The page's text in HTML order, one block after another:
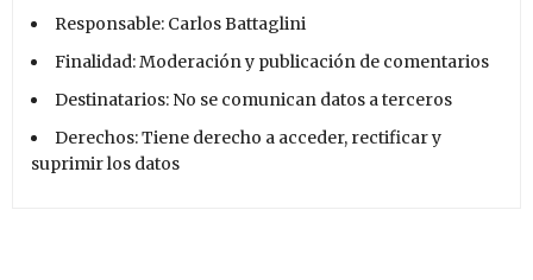
Responsable: Carlos Battaglini
Finalidad: Moderación y publicación de comentarios
Destinatarios: No se comunican datos a terceros
Derechos: Tiene derecho a acceder, rectificar y
suprimir los datos